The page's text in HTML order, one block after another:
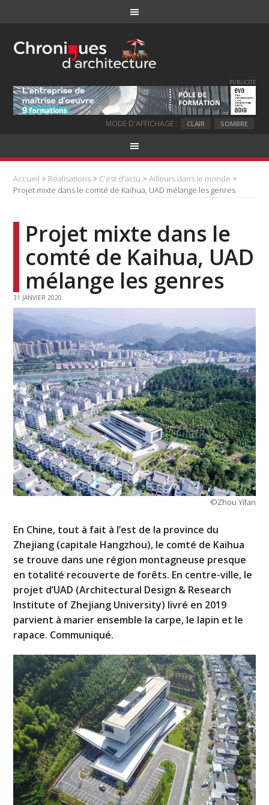
PUBLICITE
MODE D'AFFICHAGE : CLAIR SOMBRE
Accueil > Réalisations > C'est d'actu >Ailleurs dans le monde >
Projet mixte dans le comté de Kaihua, UAD mélange les genres
Projet mixte dans le
comté de Kaihua, UAD
mélange les genres
31 JANVIER 2020
©Zhou Yifan
En Chine, tout à fait à l’est de la province du
Zhejiang (capitale Hangzhou), le comté de Kaihua
se trouve dans une région montagneuse presque
en totalité recouverte de forêts. En centre-ville, le
projet d’UAD (Architectural Design & Research
Institute of Zhejiang University) livré en 2019
parvient à marier ensemble la carpe, le lapin et le
rapace. Communiqué.